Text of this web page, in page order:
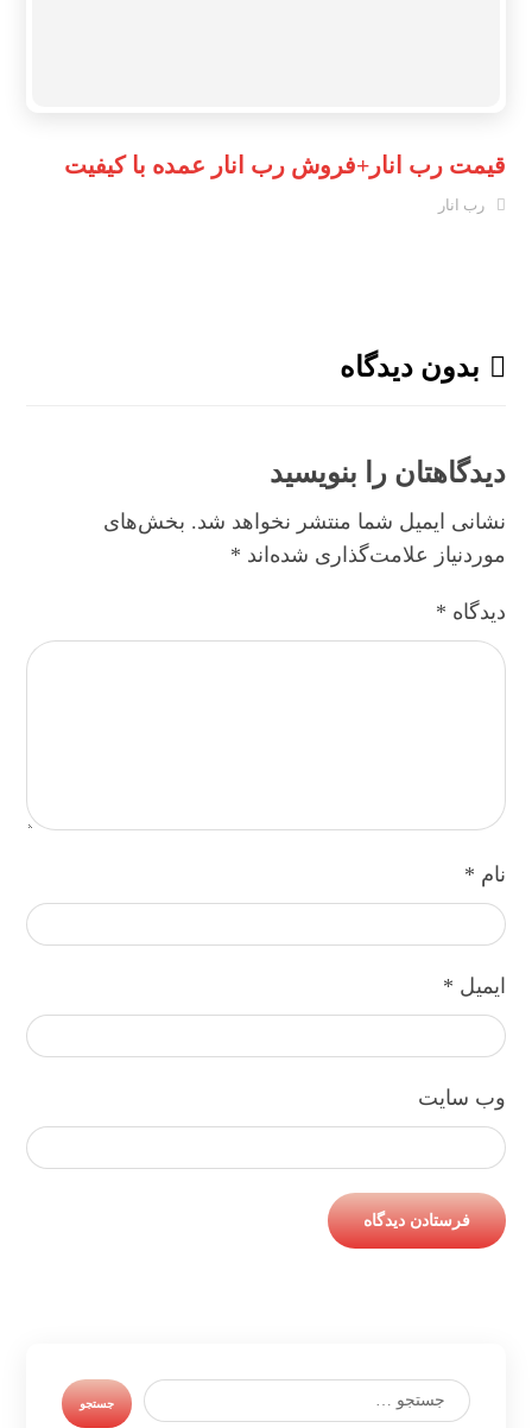
قیمت رب انار+فروش رب انار عمده با کیفیت
رب انار
بدون دیدگاه
دیدگاهتان را بنویسید
نشانی ایمیل شما منتشر نخواهد شد. بخش‌های
موردنیاز علامت‌گذاری شده‌اند *
دیدگاه *
نام *
ایمیل *
وب‌ سایت